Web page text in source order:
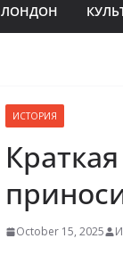
ЛОНДОН
ИСТОРИЯ
October 15, 2025